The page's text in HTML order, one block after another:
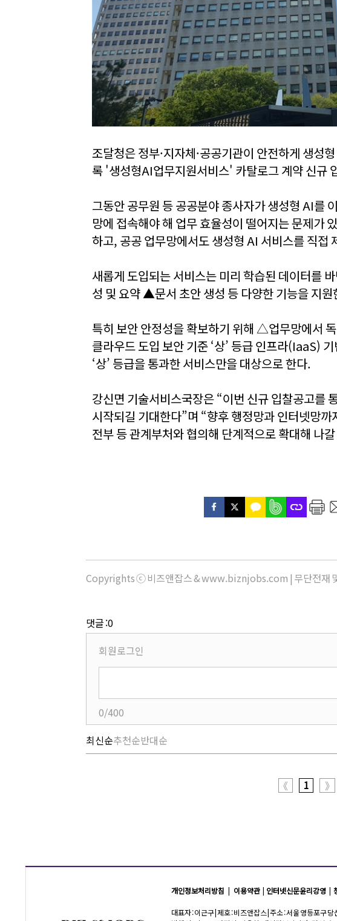
조달청은 정부·지자체·공공기관이 안전하게 생성
록 '생성형AI업무지원서비스' 카탈로그 계약 신규
그동안 공무원 등 공공분야 종사자가 생성형 AI를
망에 접속해야 해 업무 효율성이 떨어지는 문제가
하고, 공공 업무망에서도 생성형 AI 서비스를 직접
새롭게 도입되는 서비스는 미리 학습된 데이터를
성 및 요약 ▲문서 초안 생성 등 다양한 기능을 지원
특히 보안 안정성을 확보하기 위해 △업무망에서
클라우드 도입 보안 기준 ‘상’ 등급 인프라(IaaS)
‘상’ 등급을 통과한 서비스만을 대상으로 한다.
강신면 기술서비스국장은 “이번 신규 입찰공고를
시작되길 기대한다”며 “향후 행정망과 인터넷망
전부 등 관계부처와 협의해 단계적으로 확대해 나
Copyrights ⓒ 비즈앤잡스 & www.biznjobs.com | 무단전재
댓글 :0
회원로그인
0/400
최신순추천순반대순
《 1 》
개인정보처리방침 이용약관| 인터넷신문윤리강영 |
대표자 : 이근구 | 제호 : 비즈앤잡스 | 주소 : 서울 영등포구